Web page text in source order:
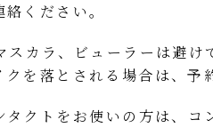
ください。
スカラ、ビューラーは避け
クを落とされる場合は、
タクトをお使いの方は、